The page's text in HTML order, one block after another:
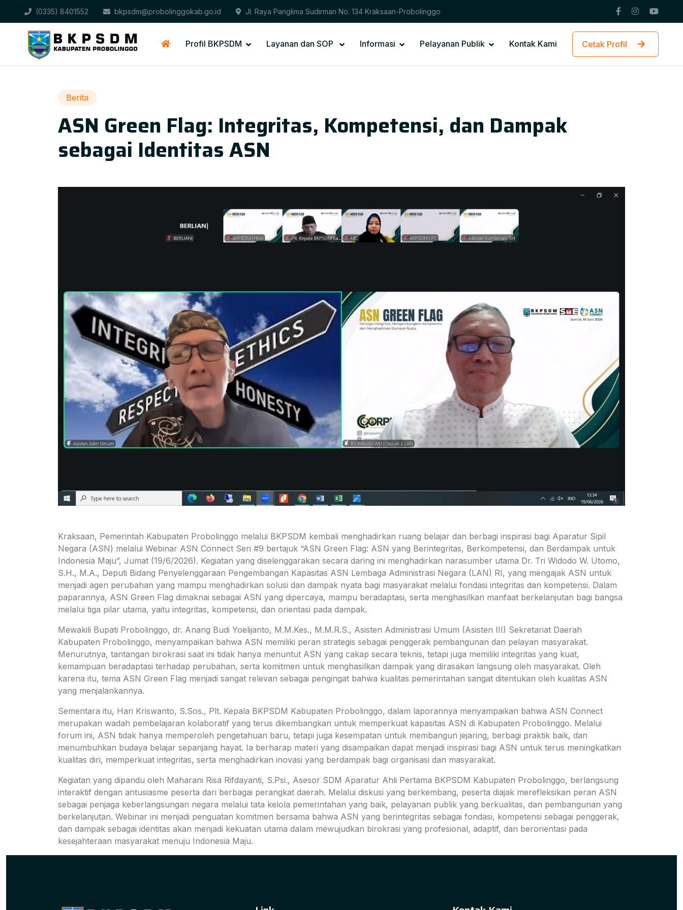
(0335) 8401552 bkpsdm@probolinggokab.go.id Jl. Raya Panglima Sudirman No. 134 Kraksaan-Probolinggo
Profil BKPSDM Layanan dan SOP Informasi Pelayanan Publik Kontak Kami Cetak Profil
Berita
ASN Green Flag: Integritas, Kompetensi, dan Dampak
sebagai Identitas ASN
Kraksaan, Pemerintah Kabupaten Probolinggo melalui BKPSDM kembali menghadirkan ruang belajar dan berbagi inspirasi bagi Aparatur Sipil
Negara (ASN) melalui Webinar ASN Connect Seri #9 bertajuk “ASN Green Flag: ASN yang Berintegritas, Berkompetensi, dan Berdampak untuk
Indonesia Maju”, Jumat (19/6/2026). Kegiatan yang diselenggarakan secara daring ini menghadirkan narasumber utama Dr. Tri Widodo W. Utomo,
S.H., M.A., Deputi Bidang Penyelenggaraan Pengembangan Kapasitas ASN Lembaga Administrasi Negara (LAN) RI, yang mengajak ASN untuk
menjadi agen perubahan yang mampu menghadirkan solusi dan dampak nyata bagi masyarakat melalui fondasi integritas dan kompetensi. Dalam
paparannya, ASN Green Flag dimaknai sebagai ASN yang dipercaya, mampu beradaptasi, serta menghasilkan manfaat berkelanjutan bagi bangsa
melalui tiga pilar utama, yaitu integritas, kompetensi, dan orientasi pada dampak.
Mewakili Bupati Probolinggo, dr. Anang Budi Yoelijanto, M.M.Kes., M.M.R.S., Asisten Administrasi Umum (Asisten III) Sekretariat Daerah
Kabupaten Probolinggo, menyampaikan bahwa ASN memiliki peran strategis sebagai penggerak pembangunan dan pelayan masyarakat.
Menurutnya, tantangan birokrasi saat ini tidak hanya menuntut ASN yang cakap secara teknis, tetapi juga memiliki integritas yang kuat,
kemampuan beradaptasi terhadap perubahan, serta komitmen untuk menghasilkan dampak yang dirasakan langsung oleh masyarakat. Oleh
karena itu, tema ASN Green Flag menjadi sangat relevan sebagai pengingat bahwa kualitas pemerintahan sangat ditentukan oleh kualitas ASN
yang menjalankannya.
Sementara itu, Hari Kriswanto, S.Sos., Plt. Kepala BKPSDM Kabupaten Probolinggo, dalam laporannya menyampaikan bahwa ASN Connect
merupakan wadah pembelajaran kolaboratif yang terus dikembangkan untuk memperkuat kapasitas ASN di Kabupaten Probolinggo. Melalui
forum ini, ASN tidak hanya memperoleh pengetahuan baru, tetapi juga kesempatan untuk membangun jejaring, berbagi praktik baik, dan
menumbuhkan budaya belajar sepanjang hayat. Ia berharap materi yang disampaikan dapat menjadi inspirasi bagi ASN untuk terus meningkatkan
kualitas diri, memperkuat integritas, serta menghadirkan inovasi yang berdampak bagi organisasi dan masyarakat.
Kegiatan yang dipandu oleh Maharani Risa Rifdayanti, S.Psi., Asesor SDM Aparatur Ahli Pertama BKPSDM Kabupaten Probolinggo, berlangsung
interaktif dengan antusiasme peserta dari berbagai perangkat daerah. Melalui diskusi yang berkembang, peserta diajak merefleksikan peran ASN
sebagai penjaga keberlangsungan negara melalui tata kelola pemerintahan yang baik, pelayanan publik yang berkualitas, dan pembangunan yang
berkelanjutan. Webinar ini menjadi penguatan komitmen bersama bahwa ASN yang berintegritas sebagai fondasi, kompetensi sebagai penggerak,
dan dampak sebagai identitas akan menjadi kekuatan utama dalam mewujudkan birokrasi yang profesional, adaptif, dan berorientasi pada
kesejahteraan masyarakat menuju Indonesia Maju.